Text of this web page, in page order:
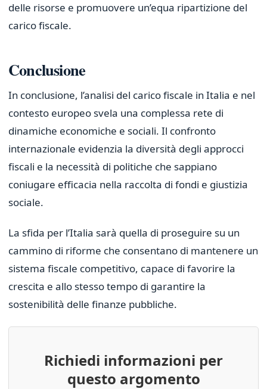
delle risorse e promuovere un’equa ripartizione del
carico fiscale.
Conclusione
In conclusione, l’analisi del carico fiscale in Italia e nel
contesto europeo svela una complessa rete di
dinamiche economiche e sociali. Il confronto
internazionale evidenzia la diversità degli approcci
fiscali e la necessità di politiche che sappiano
coniugare efficacia nella raccolta di fondi e giustizia
sociale.
La sfida per l’Italia sarà quella di proseguire su un
cammino di riforme che consentano di mantenere un
sistema fiscale competitivo, capace di favorire la
crescita e allo stesso tempo di garantire la
sostenibilità delle finanze pubbliche.
Richiedi informazioni per
questo argomento